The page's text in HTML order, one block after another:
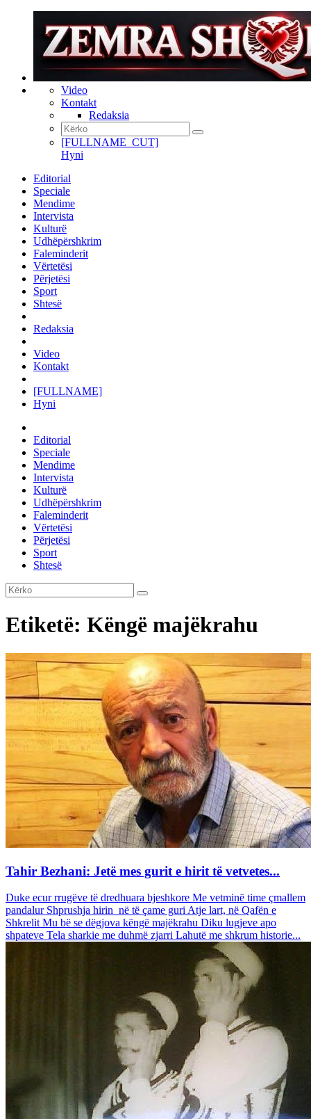
Video
Kontakt
Redaksia
[FULLNAME_CUT]
Hyni
Editorial
Speciale
Mendime
Intervista
Kulturë
Udhëpërshkrim
Faleminderit
Vërtetësi
Përjetësi
Sport
Shtesë
Redaksia
Video
Kontakt
[FULLNAME]
Hyni
Editorial
Speciale
Mendime
Intervista
Kulturë
Udhëpërshkrim
Faleminderit
Vërtetësi
Përjetësi
Sport
Shtesë
Etiketë: Këngë majëkrahu
Tahir Bezhani: Jetë mes gurit e hirit të vetvetes...
Duke ecur rrugëve të dredhuara bjeshkore Me vetminë time çmallem
pandalur Shprushja hirin në të çame guri Atje lart, në Qafën e
Shkrelit Mu bë se dëgjova këngë majëkrahu Diku lugjeve apo
shpateve Tela sharkie me duhmë zjarri Lahutë me shkrum historie...